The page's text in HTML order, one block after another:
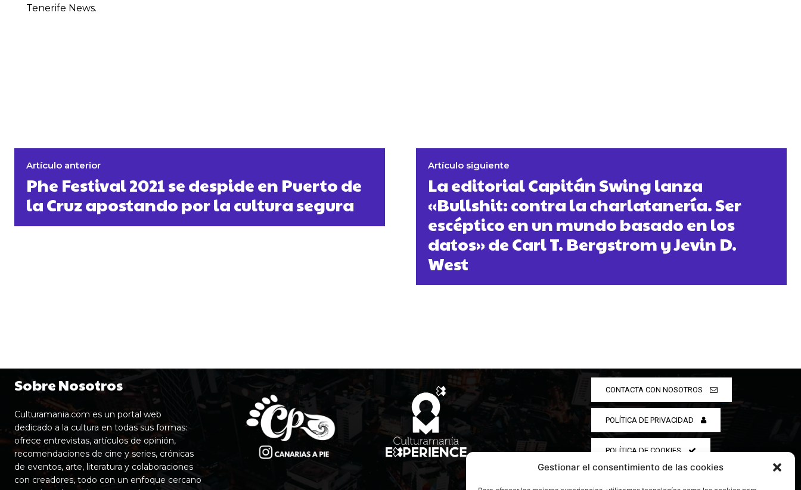
Gestionar el consentimiento de las cookies
Tenerife News.
Artículo anterior
Phe Festival 2021 se despide en Puerto de
la Cruz apostando por la cultura segura
Artículo siguiente
La editorial Capitán Swing lanza
«Bullshit: contra la charlatanería. Ser
escéptico en un mundo basado en los
datos» de Carl T. Bergstrom y Jevin D.
West
Sobre Nosotros
Culturamania.com es un portal web
dedicado a la cultura en todas sus formas:
ofrece entrevistas, artículos de opinión,
recomendaciones de cine y series, crónicas
de eventos, arte, literatura y colaboraciones
con creadores, todo con un enfoque cercano
CONTACTA CON NOSOTROS
POLÍTICA DE PRIVACIDAD
POLÍTICA DE COOKIES